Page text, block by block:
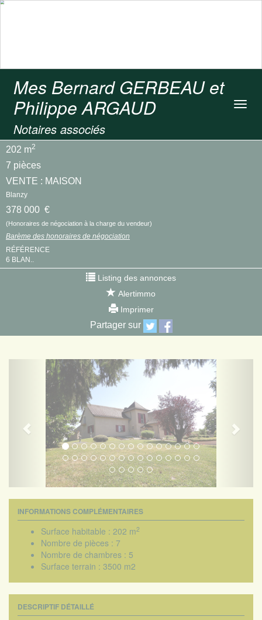
Mes Bernard GERBEAU et
Philippe ARGAUD
Notaires associés
202 m2
7 pièces
VENTE : MAISON
Blanzy
378 000 €
(Honoraires de négociation à la charge du vendeur)
Barème des honoraires de négociation
RÉFÉRENCE
6 BLAN..
Listing des annonces
Alertimmo
Imprimer
Partager sur
Previous
INFORMATIONS COMPLÉMENTAIRES
Surface habitable : 202 m2
Nombre de pièces : 7
Nombre de chambres : 5
Surface terrain : 3500 m2
DESCRIPTIF DÉTAILLÉ